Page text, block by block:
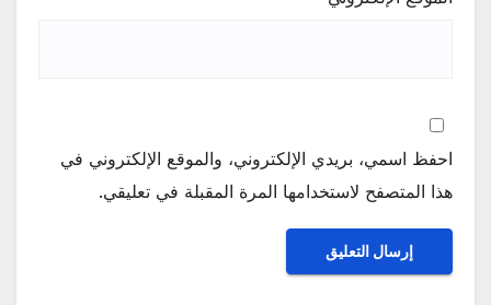
احفظ اسمي، بريدي الإلكتروني، والموقع الإلكتروني في
هذا المتصفح لاستخدامها المرة المقبلة في تعليقي.